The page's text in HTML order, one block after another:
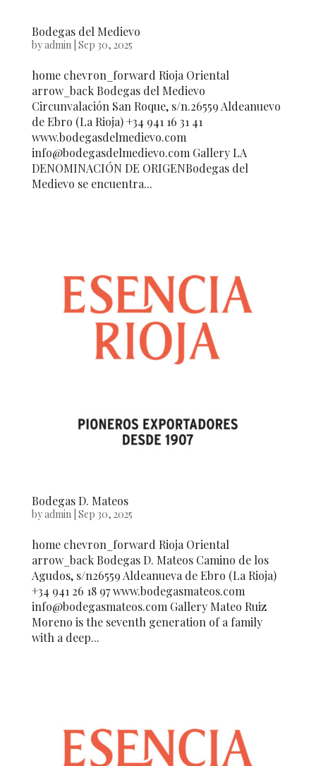
Bodegas del Medievo
byadmin| Sep 30, 2025
home chevron_forward Rioja Oriental
arrow_back Bodegas del Medievo
Circunvalación San Roque, s/n.26559 Aldeanuevo
de Ebro (La Rioja) +34 941 16 31 41
www.bodegasdelmedievo.com
info@bodegasdelmedievo.com Gallery LA
DENOMINACIÓN DE ORIGENBodegas del
Medievo se encuentra...
Bodegas D. Mateos
byadmin Sep 30, 2025
home chevron_forward Rioja Oriental
arrow_back Bodegas D. Mateos Camino de los
Agudos, s/n26559 Aldeanueva de Ebro (La Rioja)
+34 941 26 18 97 www.bodegasmateos.com
info@bodegasmateos.com Gallery Mateo Ruiz
Moreno is the seventh generation of a family
with a deep...